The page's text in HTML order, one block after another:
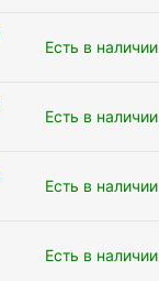
Есть в наличии
Есть в наличии
Есть в наличии
Есть в наличии